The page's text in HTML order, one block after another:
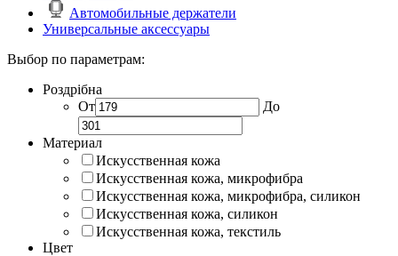
Автомобильные держатели
Универсальные аксессуары
Выбор по параметрам:
Роздрібна
От
До
Материал
Искусственная кожа
Искусственная кожа, микрофибра
Искусственная кожа, микрофибра, силикон
Искусственная кожа, силикон
Искусственная кожа, текстиль
Цвет